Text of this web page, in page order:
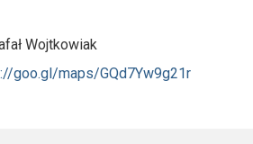
Wojtkowiak
goo.gl/maps/GQd7Yw9g21r